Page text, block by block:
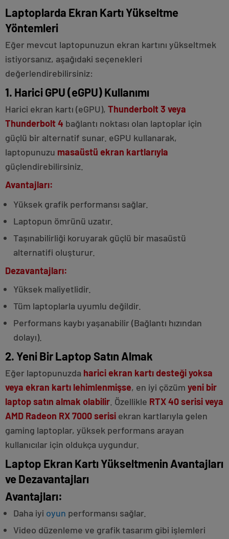
Laptoplarda Ekran Kartı Yükseltme
Yöntemleri
Eğer mevcut laptopunuzun ekran kartını yükseltmek
istiyorsanız, aşağıdaki seçenekleri
değerlendirebilirsiniz:
1. Harici GPU (eGPU) Kullanımı
Harici ekran kartı (eGPU), Thunderbolt 3 veya
Thunderbolt 4 bağlantı noktası olan laptoplar için
güçlü bir alternatif sunar. eGPU kullanarak,
laptopunuzu masaüstü ekran kartlarıyla
güçlendirebilirsiniz.
Avantajları:
Yüksek grafik performansı sağlar.
Laptopun ömrünü uzatır.
Taşınabilirliği koruyarak güçlü bir masaüstü
alternatifi oluşturur.
Dezavantajları:
Yüksek maliyetlidir.
Tüm laptoplarla uyumlu değildir.
Performans kaybı yaşanabilir (Bağlantı hızından
dolayı).
2. Yeni Bir Laptop Satın Almak
Eğer laptopunuzda harici ekran kartı desteği yoksa
veya ekran kartı lehimlenmişse, en iyi çözüm yeni bir
laptop satın almak olabilir . Özellikle RTX 40 serisi veya
AMD Radeon RX 7000 serisi ekran kartlarıyla gelen
gaming laptoplar, yüksek performans arayan
kullanıcılar için oldukça uygundur.
Laptop Ekran Kartı Yükseltmenin Avantajları
ve Dezavantajları
Avantajları:
Daha iyi oyun performansı sağlar.
Video düzenleme ve grafik tasarım gibi işlemleri